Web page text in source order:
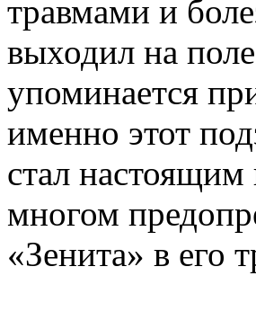
травмами и
выходил на
упоминается
именно этот
стал
многом
«Зенита» в его